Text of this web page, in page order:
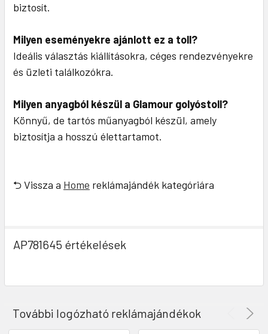
biztosít.
Milyen eseményekre ajánlott ez a toll?
Ideális választás kiállításokra, céges rendezvényekre
és üzleti találkozókra.
Milyen anyagból készül a Glamour golyóstoll?
Könnyű, de tartós műanyagból készül, amely
biztosítja a hosszú élettartamot.
⮌ Vissza a Home reklámajándék kategóriára
AP781645 értékelések
További logózható reklámajándékok